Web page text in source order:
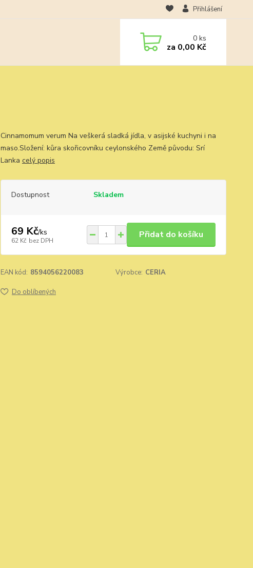
Přihlášení
0ks
za 0,00 Kč
Cinnamomum verum Na veškerá sladká jídla, v asijské kuchyni i na
maso.Složení: kůra skořicovníku ceylonského Země původu: Srí
Lanka celý popis
Dostupnost Skladem
69 Kč/ks
62 Kč bez DPH
Přidat do košíku
EAN kód: 8594056220083 Výrobce: CERIA
Do oblíbených